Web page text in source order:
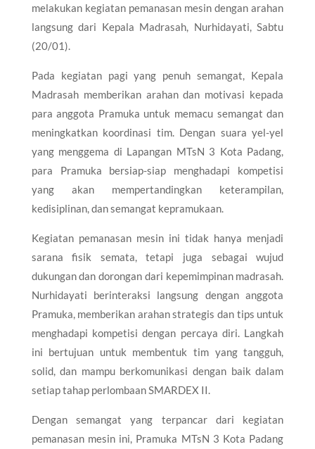
melakukan kegiatan pemanasan mesin dengan arahan
langsung dari Kepala Madrasah, Nurhidayati, Sabtu
(20/01).
Pada kegiatan pagi yang penuh semangat, Kepala
Madrasah memberikan arahan dan motivasi kepada
para anggota Pramuka untuk memacu semangat dan
meningkatkan koordinasi tim. Dengan suara yel-yel
yang menggema di Lapangan MTsN 3 Kota Padang,
para Pramuka bersiap-siap menghadapi kompetisi
yang akan mempertandingkan keterampilan,
kedisiplinan, dan semangat kepramukaan.
Kegiatan pemanasan mesin ini tidak hanya menjadi
sarana fisik semata, tetapi juga sebagai wujud
dukungan dan dorongan dari kepemimpinan madrasah.
Nurhidayati berinteraksi langsung dengan anggota
Pramuka, memberikan arahan strategis dan tips untuk
menghadapi kompetisi dengan percaya diri. Langkah
ini bertujuan untuk membentuk tim yang tangguh,
solid, dan mampu berkomunikasi dengan baik dalam
setiap tahap perlombaan SMARDEX II.
Dengan semangat yang terpancar dari kegiatan
pemanasan mesin ini, Pramuka MTsN 3 Kota Padang